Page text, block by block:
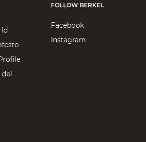
FOLLOW BERKEL
Facebook
Instagram